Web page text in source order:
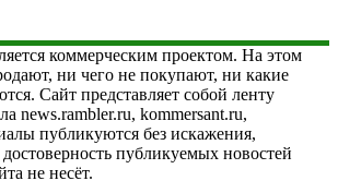
коммерческим проектом. На этом
ни чего не покупают, ни какие
Сайт представляет собой ленту
news.rambler.ru, kommersant.ru,
публикуются без искажения,
достоверность публикуемых новостей
не несёт.